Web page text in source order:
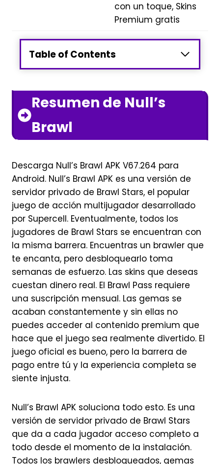
con un toque, Skins
Premium gratis
Table of Contents
Resumen de Null’s
Brawl
Descarga Null’s Brawl APK V67.264 para
Android. Null’s Brawl APK es una versión de
servidor privado de Brawl Stars, el popular
juego de acción multijugador desarrollado
por Supercell. Eventualmente, todos los
jugadores de Brawl Stars se encuentran con
la misma barrera. Encuentras un brawler que
te encanta, pero desbloquearlo toma
semanas de esfuerzo. Las skins que deseas
cuestan dinero real. El Brawl Pass requiere
una suscripción mensual. Las gemas se
acaban constantemente y sin ellas no
puedes acceder al contenido premium que
hace que el juego sea realmente divertido. El
juego oficial es bueno, pero la barrera de
pago entre tú y la experiencia completa se
siente injusta.
Null’s Brawl APK soluciona todo esto. Es una
versión de servidor privado de Brawl Stars
que da a cada jugador acceso completo a
todo desde el momento de la instalación.
Todos los brawlers desbloqueados, gemas